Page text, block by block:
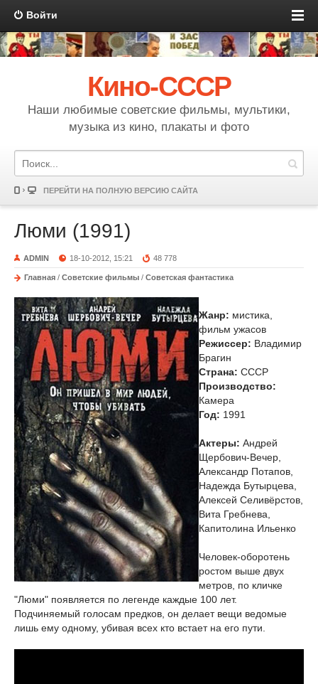
Войти
Кино-СССР
Наши любимые советские фильмы, мультики,
музыка из кино, плакаты и фото
ПЕРЕЙТИ НА ПОЛНУЮ ВЕРСИЮ САЙТА
Люми (1991)
ADMIN 18-10-2012, 15:21 48 778
Главная / Советские фильмы / Советская фантастика
Жанр: мистика,
фильм ужасов
Режиссер: Владимир
Брагин
Страна: СССР
Производство:
Камера
Год: 1991
Актеры: Андрей
Щербович-Вечер,
Александр Потапов,
Надежда Бутырцева,
Алексей Селивёрстов,
Вита Гребнева,
Капитолина Ильенко
Человек-оборотень
ростом выше двух
метров, по кличке
"Люми" появляется по легенде каждые 100 лет.
Подчиняемый голосам предков, он делает вещи ведомые
лишь ему одному, убивая всех кто встает на его пути.